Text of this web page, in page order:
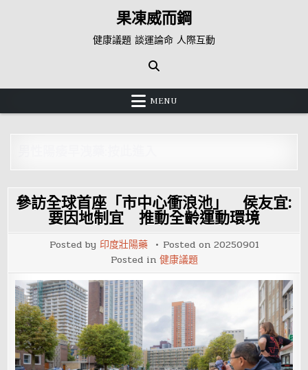
果凍威而鋼
健康議題 談運論命 人際互動
MENU
參訪全球首座「市中心衝浪池」 侯友宜:
要因地制宜 推動全齡運動環境
Posted by 印度壯陽藥 Posted on 20250901
Posted in 健康議題